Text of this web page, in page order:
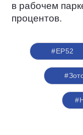
в рабочем
процентов.
#ЕР52